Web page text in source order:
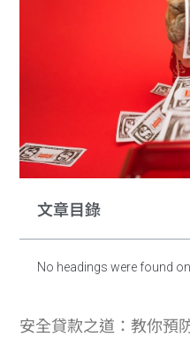
文章目錄
No headings were found
安全貸款之道：教你預